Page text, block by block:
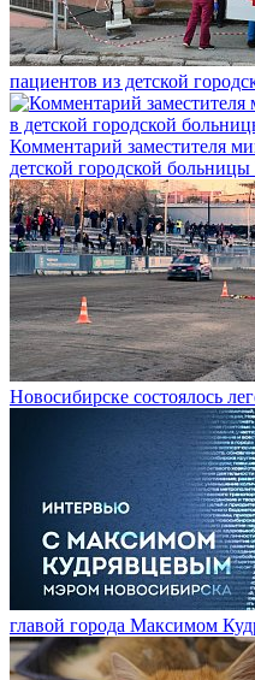
пациентов из детской
Комментарий заместителя
детской городской
Новосибирске состоялось
главой города Максимом